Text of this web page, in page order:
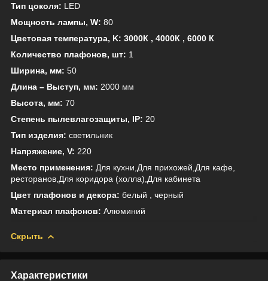
Тип цоколя: LED
Мощность лампы, W: 80
Цветовая температура, K: 3000К , 4000К , 6000 К
Количество плафонов, шт: 1
Ширина, мм: 50
Длина – Выступ, мм: 2000 мм
Высота, мм: 70
Степень пылевлагозащиты, IP: 20
Тип изделия: светильник
Напряжение, V: 220
Место применения: Для кухни,Для прихожей,Для кафе,
ресторанов,Для коридора (холла),Для кабинета
Цвет плафонов и декора: белый , черный
Материал плафонов: Алюминий
Скрыть
Характеристики